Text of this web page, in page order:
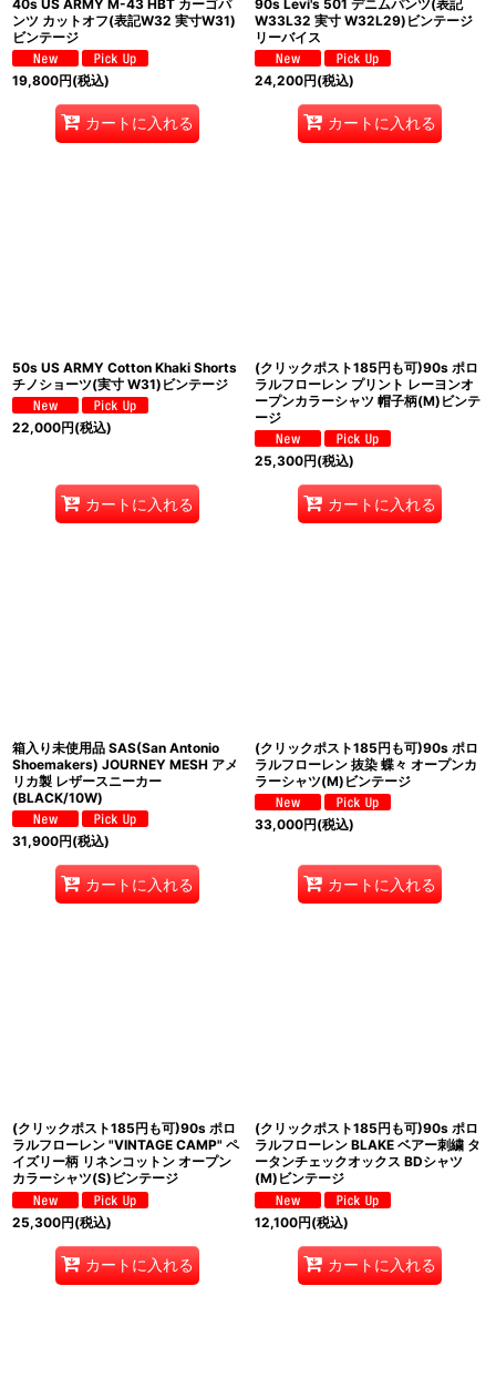
40s US ARMY M-43 HBT カーゴパ
ンツ カットオフ(表記W32 実寸W31)
ビンテージ
19,800円(税込)
カートに入れる
90s Levi's 501 デニムパンツ(表記
W33L32 実寸 W32L29)ビンテージ
リーバイス
24,200円(税込)
カートに入れる
50s US ARMY Cotton Khaki Shorts
チノショーツ(実寸 W31)ビンテージ
22,000円(税込)
カートに入れる
(クリックポスト185円も可)90s ポロ
ラルフローレン プリント レーヨンオ
ープンカラーシャツ 帽子柄(M)ビンテ
ージ
25,300円(税込)
カートに入れる
箱入り未使用品 SAS(San Antonio
Shoemakers) JOURNEY MESH アメ
リカ製 レザースニーカー
(BLACK/10W)
31,900円(税込)
カートに入れる
(クリックポスト185円も可)90s ポロ
ラルフローレン 抜染 蝶々 オープンカ
ラーシャツ(M)ビンテージ
33,000円(税込)
カートに入れる
(クリックポスト185円も可)90s ポロ
ラルフローレン "VINTAGE CAMP" ペ
イズリー柄 リネンコットン オープン
カラーシャツ(S)ビンテージ
25,300円(税込)
カートに入れる
(クリックポスト185円も可)90s ポロ
ラルフローレン BLAKE ベアー刺繍 タ
ータンチェックオックス BDシャツ
(M)ビンテージ
12,100円(税込)
カートに入れる